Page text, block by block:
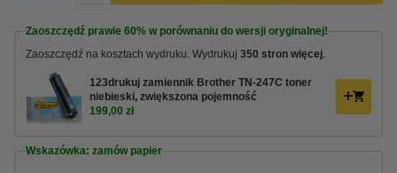
Zaoszczędź prawie 60% w porównaniu do wersji oryginalnej!
Zaoszczędź na kosztach wydruku. Wydrukuj 350 stron więcej.
123drukuj zamiennik Brother TN-247C toner
niebieski, zwiększona pojemność
199,00 zł
Wskazówka: zamów papier